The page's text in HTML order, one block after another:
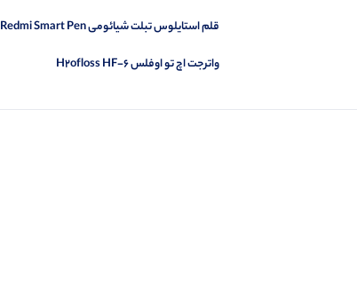
قلم استایلوس تبلت شیائومی Redmi Smart Pen
واترجت اچ تو اوفلس H2ofloss HF-6